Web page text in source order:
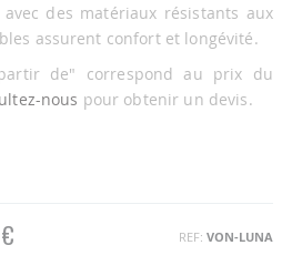
des matériaux résistants aux
assurent confort et longévité.
de" correspond au prix du
nous pour obtenir un devis.
REF VON-LUNA